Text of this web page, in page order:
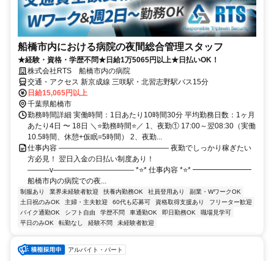
船橋市内における病院の夜間総合管理スタッフ
★経験・資格・学歴不問★日給1万5065円以上★日払いOK！
株式会社RTS 船橋市内の病院
交通・アクセス 新京成線 三咲駅・北習志野駅バス15分
日給15,065円以上
千葉県船橋市
勤務時間詳細 実働時間：1日あたり10時間30分 平均勤務日数：1ヶ月
あたり4日 〜 18日 ＼⭐勤務時間⭐／ 1、夜勤① 17:00～翌08:30（実働
10.5時間、休憩+仮眠=5時間） 2、夜勤...
仕事内容 ――――――――――――――― 夜勤でしっかり稼ぎたい
方必見！ 翌日入金の日払い制度あり！
―――v――――――――――― *⭐* 仕事内容 *⭐* ━━━━━━━━
船橋市内の病院での夜...
制服あり 業界未経験者歓迎 扶養内勤務OK 社員登用あり
副業・WワークOK
土日祝のみOK
主婦・主夫歓迎 60代も応募可 資格取得支援あり
フリーター歓迎
バイク通勤OK
シフト自由 学歴不問 車通勤OK 即日勤務OK
職場見学可
平日のみOK
転勤なし 経験不問 未経験者歓迎
アルバイト・パート